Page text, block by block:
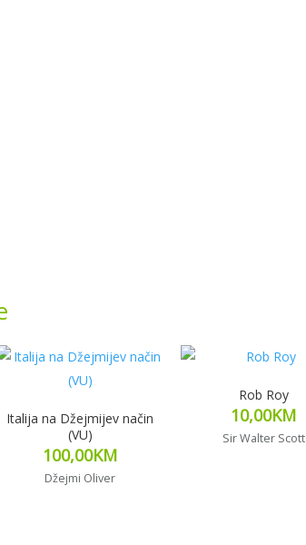
Italija na Džejmijev način
(VU)
100,00KM
Džejmi Oliver
Rob Roy
10,00KM
Sir Walter Scott